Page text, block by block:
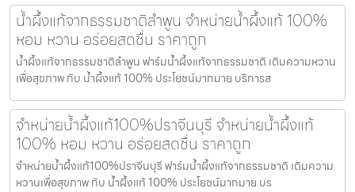
น้ำผึ้งแท้จากธรรมชาติลำพูน จำหน่ายน้ำผึ้งแท้ 100%
หอม หวาน อร่อยสดชื่น ราคาถูก
น้ำผึ้งแท้จากธรรมชาติลำพูน ฟาร์มน้ำผึ้งแท้จากธรรมชาติ เติมความหวาน
เพื่อสุขภาพ กับ น้ำผึ้งแท้ 100% ประโยชน์มากมาย บริการส
จำหน่ายน้ำผึ้งแท้100%ปราจีนบุรี จำหน่ายน้ำผึ้งแท้
100% หอม หวาน อร่อยสดชื่น ราคาถูก
จำหน่ายน้ำผึ้งแท้100%ปราจีนบุรี ฟาร์มน้ำผึ้งแท้จากธรรมชาติ เติมความ
หวานเพื่อสุขภาพ กับ น้ำผึ้งแท้ 100% ประโยชน์มากมาย บร